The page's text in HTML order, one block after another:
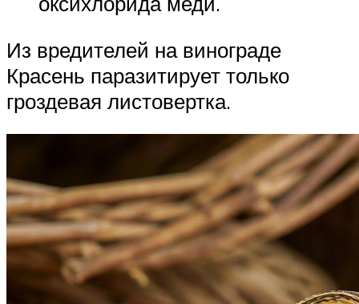
Из вредителей на винограде
Красень паразитирует только
гроздевая листовертка.